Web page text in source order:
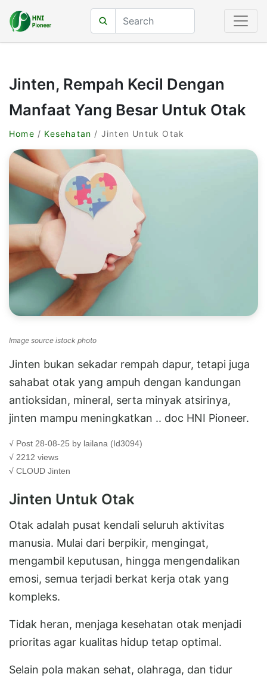
Jinten, Rempah Kecil Dengan
Manfaat Yang Besar Untuk Otak
Home / Kesehatan / Jinten Untuk Otak
Image source istock photo
Jinten bukan sekadar rempah dapur, tetapi juga
sahabat otak yang ampuh dengan kandungan
antioksidan, mineral, serta minyak atsirinya,
jinten mampu meningkatkan .. doc HNI Pioneer.
√ Post 28-08-25 by lailana (Id3094)
√ 2212 views
√ CLOUD Jinten
Jinten Untuk Otak
Otak adalah pusat kendali seluruh aktivitas
manusia. Mulai dari berpikir, mengingat,
mengambil keputusan, hingga mengendalikan
emosi, semua terjadi berkat kerja otak yang
kompleks.
Tidak heran, menjaga kesehatan otak menjadi
prioritas agar kualitas hidup tetap optimal.
Selain pola makan sehat, olahraga, dan tidur